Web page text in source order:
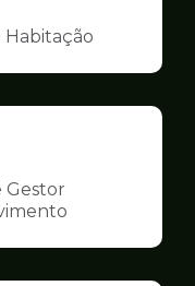
Habitação
Gestor